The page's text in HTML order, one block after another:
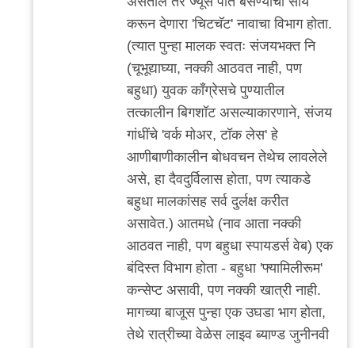
करून देणारा 'चिटचॅट' नावाचा विभाग होता.
(त्यात पुन्हा मालक स्वतः संजयभक्त नि
(चूभूद्याघ्या, नक्की आठवत नाही, पण
बहुधा) युवक काँग्रेसचे पुण्यातील
तत्कालीन बिगशॉट असल्याकारणाने, संजय
गांधींचे 'वर्क मोअर, टॉक लेस' हे
आणीबाणीकालीन बोधवचन तेथेच लावलेले
असे, हा दैवदुर्विलास होता, पण त्याकडे
बहुधा मालकांसह सर्व दुर्लक्ष करीत
असावेत.) आतमधे (नाव आता नक्की
आठवत नाही, पण बहुधा स्पायडर्स वेब) एक
बंदिस्त विभाग होता - बहुधा 'फ्यामिलीरूम'
कन्सेप्ट असावी, पण नक्की खात्री नाही.
मागच्या बाजूस पुन्हा एक उघडा भाग होता,
तेथे रात्रीच्या वेळेस लाइव ब्याण्ड जुनीनवी